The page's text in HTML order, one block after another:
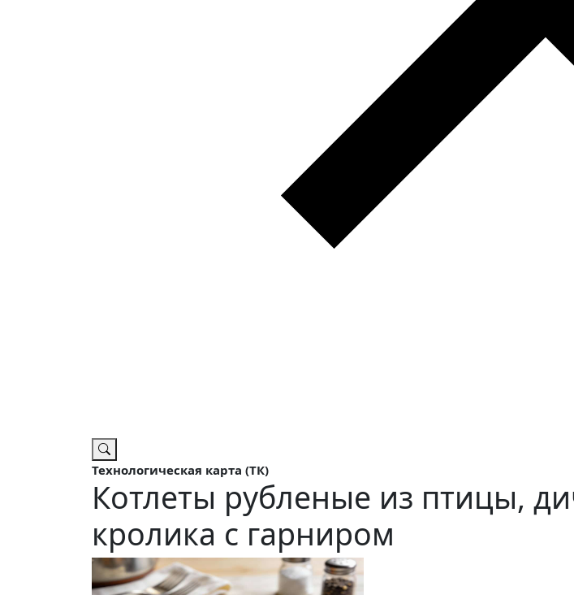
Технологическая карта (ТК)
Котлеты рубленые из птицы,
кролика с гарниром